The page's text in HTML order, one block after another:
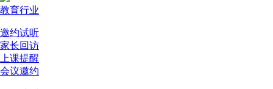
教育行业
邀约试听
家长回访
上课提醒
会议邀约